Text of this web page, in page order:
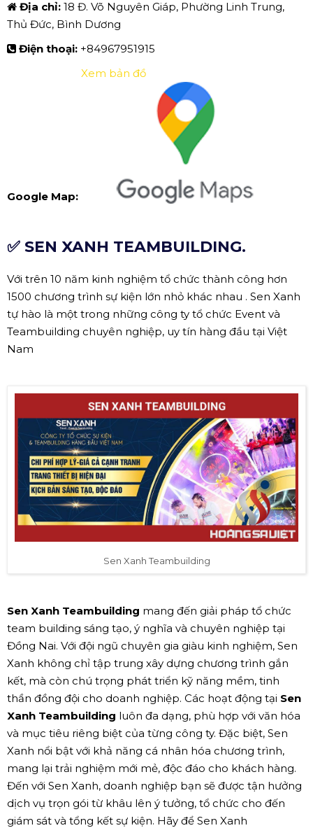
Địa chỉ: 18 Đ. Võ Nguyên Giáp, Phường Linh Trung,
Thủ Đức, Bình Dương
Điện thoại: +84967951915
Google Map:
Xem bản đồ
✅ SEN XANH TEAMBUILDING.
Với trên 10 năm kinh nghiệm tổ chức thành công hơn
1500 chương trình sự kiện lớn nhỏ khác nhau . Sen Xanh
tự hào là một trong những công ty tổ chức Event và
Teambuilding chuyên nghiệp, uy tín hàng đầu tại Việt
Nam
Sen Xanh Teambuilding
Sen Xanh Teambuilding mang đến giải pháp tổ chức
team building sáng tạo, ý nghĩa và chuyên nghiệp tại
Đồng Nai. Với đội ngũ chuyên gia giàu kinh nghiệm, Sen
Xanh không chỉ tập trung xây dựng chương trình gắn
kết, mà còn chú trọng phát triển kỹ năng mềm, tinh
thần đồng đội cho doanh nghiệp. Các hoạt động tại Sen
Xanh Teambuilding luôn đa dạng, phù hợp với văn hóa
và mục tiêu riêng biệt của từng công ty. Đặc biệt, Sen
Xanh nổi bật với khả năng cá nhân hóa chương trình,
mang lại trải nghiệm mới mẻ, độc đáo cho khách hàng.
Đến với Sen Xanh, doanh nghiệp bạn sẽ được tận hưởng
dịch vụ trọn gói từ khâu lên ý tưởng, tổ chức cho đến
giám sát và tổng kết sự kiện. Hãy để Sen Xanh